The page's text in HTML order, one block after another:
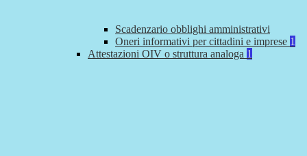
Scadenzario obblighi amministrativi
Oneri informativi per cittadini e imprese 1
Attestazioni OIV o struttura analoga 1